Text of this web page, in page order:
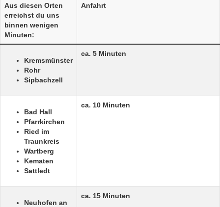
Aus diesen Orten
erreichst du uns
binnen wenigen
Minuten:
Anfahrt
Kremsmünster
Rohr
Sipbachzell
ca. 5 Minuten
Bad Hall
Pfarrkirchen
Ried im
Traunkreis
Wartberg
Kematen
Sattledt
ca. 10 Minuten
Neuhofen an
ca. 15 Minuten